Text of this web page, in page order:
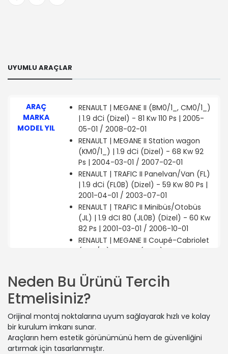
UYUMLU ARAÇLAR
ARAÇ
MARKA
MODEL YIL
RENAULT | MEGANE II (BM0/1_, CM0/1_)
| 1.9 dCi (Dizel) - 81 Kw 110 Ps | 2005-
05-01 / 2008-02-01
RENAULT | MEGANE II Station wagon
(KM0/1_) | 1.9 dCi (Dizel) - 68 Kw 92
Ps | 2004-03-01 / 2007-02-01
RENAULT | TRAFIC II Panelvan/Van (FL)
| 1.9 dCi (FL0B) (Dizel) - 59 Kw 80 Ps |
2001-04-01 / 2003-07-01
RENAULT | TRAFIC II Minibüs/Otobüs
(JL) | 1.9 dCI 80 (JL0B) (Dizel) - 60 Kw
82 Ps | 2001-03-01 / 2006-10-01
RENAULT | MEGANE II Coupé-Cabriolet
(EM0/1_) | 1.9 dCi (Dizel) - 96 Kw 131
RENAULT | GRAND SCÉNIC II (JM0/1_) |
1.9 dCi (JM14) (Dizel) - 96 Kw 131 Ps |
2004-04-01 / 2008-02-01
VAUXHALL | VIVARO A Panelvan/Van
(X83) | 1.9 DI (Dizel) - 59 Kw 80 Ps |
2001-08-01 / 2006-12-01
NISSAN | PRIMASTAR Minibüs/Otobüs
(X83) | dCi 100 (Dizel) - 74 Kw 101 Ps |
Neden Bu Ürünü Tercih
Etmelisiniz?
Orijinal montaj noktalarına uyum sağlayarak hızlı ve kolay
bir kurulum imkanı sunar.
Araçların hem estetik görünümünü hem de güvenliğini
artırmak için tasarlanmıştır.